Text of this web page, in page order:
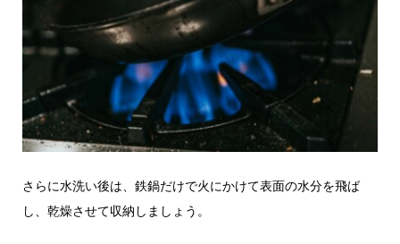
さらに水洗い後は、鉄鍋だけで火にかけて表面の水分を飛ば
し、乾燥させて収納しましょう。